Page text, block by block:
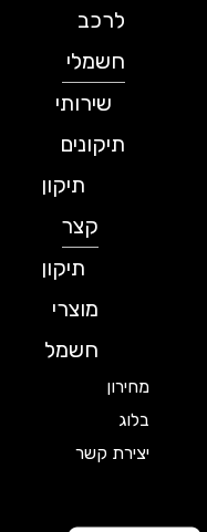
לרכב
חשמלי
שירותי
תיקונים
תיקון
תיקון
מוצרי
חשמל
מחירון
יצירת קשר